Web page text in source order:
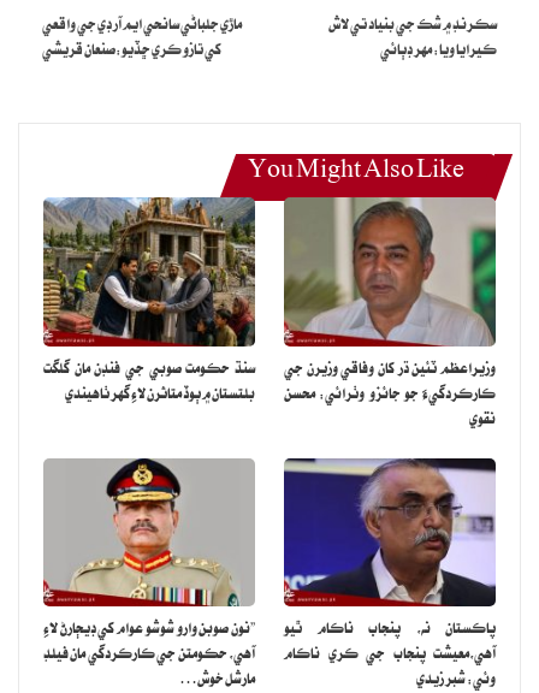
سڪرنڊ ۾ شڪ جي بنياد تي لاش
ڪيرايا ويا: مهر ڊٻائي
ماڙي جلباڻي سانحي ايم آر ڊي جي واقعي
کي تازو ڪري ڇڏيو:صنعان قريشي
You Might Also Like
وزيراعظم ٽئين ڌر کان وفاقي وزيرن جي
ڪارڪردگيءَ جو جائزو وٺرائي: محسن
نقوي
سنڌ حڪومت صوبي جي فنڊن مان گلگت
بلتستان ۾ ٻوڏ متاثرن لاءِ گهر ٺاهيندي
پاڪستان نه، پنجاب ناڪام ٿيو
آهي،معيشت پنجاب جي ڪري ناڪام
وئي: شبر زيدي
”نون صوبن وارو شوشو عوام کي ڊيڄارڻ لاءِ
آهي، حڪومتن جي ڪارڪردگي مان فيلڊ
مارشل خوش…